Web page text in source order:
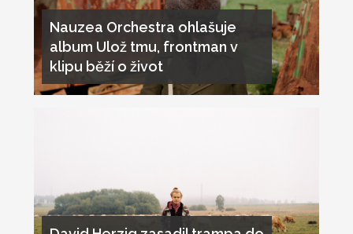
Nauzea Orchestra ohlašuje
album Ulož tmu, frontman v
klipu běží o život